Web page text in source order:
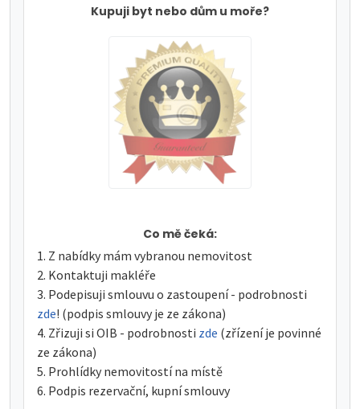
Kupuji byt nebo dům u moře?
Co mě čeká:
Z nabídky mám vybranou nemovitost
Kontaktuji makléře
Podepisuji smlouvu o zastoupení - podrobnosti
zde! (podpis smlouvy je ze zákona)
Zřizuji si OIB - podrobnosti zde (zřízení je povinné
ze zákona)
Prohlídky nemovitostí na místě
Podpis rezervační, kupní smlouvy